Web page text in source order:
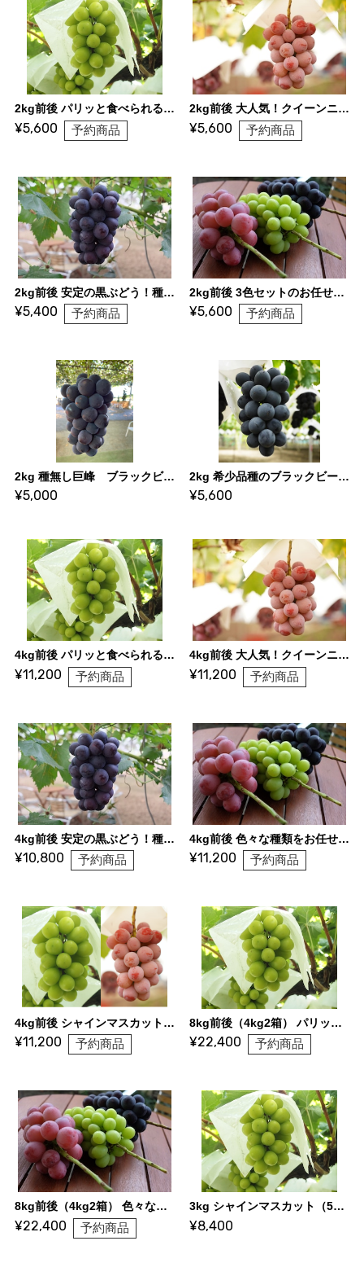
2kg前後 パリッと食べられるシャインマスカット（3〜5房）
¥5,600 予約商品
2kg前後 大人気！クイーンニーナ（3〜5房）
¥5,600 予約商品
2kg前後 安定の黒ぶどう！種なしピオーネ（3〜5房）
¥5,400 予約商品
2kg前後 3色セットのお任せ詰合せ（3〜5房）
¥5,600 予約商品
2kg 種無し巨峰 ブラックビート 詰合せ
¥5,000
2kg 希少品種のブラックビート（3〜4房）
¥5,600
4kg前後 パリッと食べられるシャインマスカット（7～9房）
¥11,200 予約商品
4kg前後 大人気！クイーンニーナ（6〜8房）
¥11,200 予約商品
4kg前後 安定の黒ぶどう！種なしピオーネ（6〜8房）
¥10,800 予約商品
4kg前後 色々な種類をお任せ詰合せ（6〜8房）
¥11,200 予約商品
4kg前後 シャインマスカット2kg+クイーンニーナ2kg
¥11,200 予約商品
8kg前後（4kg2箱） パリッと食べられるシャインマスカット（12〜16房）
¥22,400 予約商品
8kg前後（4kg2箱） 色々な種類をお任せ詰合せ（12〜16房）
¥22,400 予約商品
3kg シャインマスカット（5〜6房前後）
¥8,400